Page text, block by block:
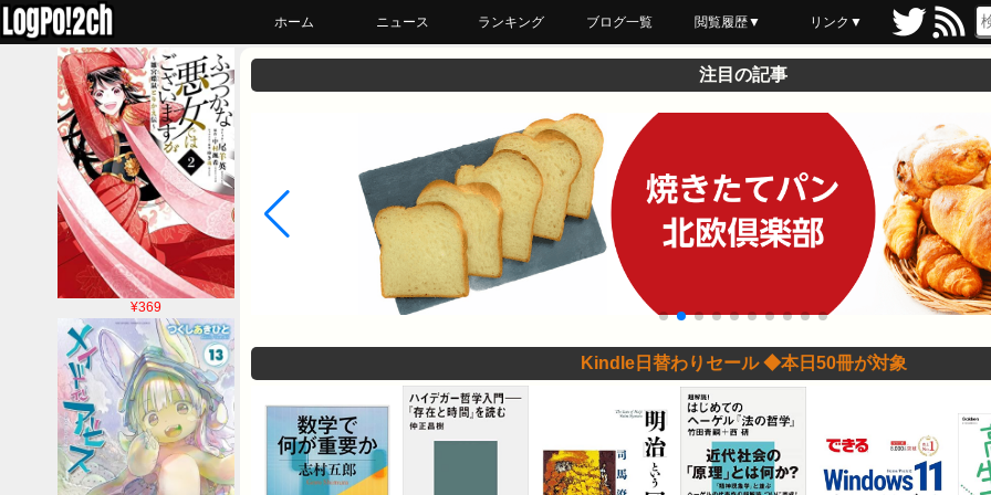
ホーム ニュース ランキング ブログ一覧 閲覧履歴▼
最近読んだ
あとで読む
ブックマーク
リンク▼
¥369
注目の記事
Kindle日替わりセール ◆本日50冊が対象